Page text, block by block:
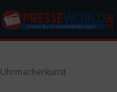
Uhrmacherkunst